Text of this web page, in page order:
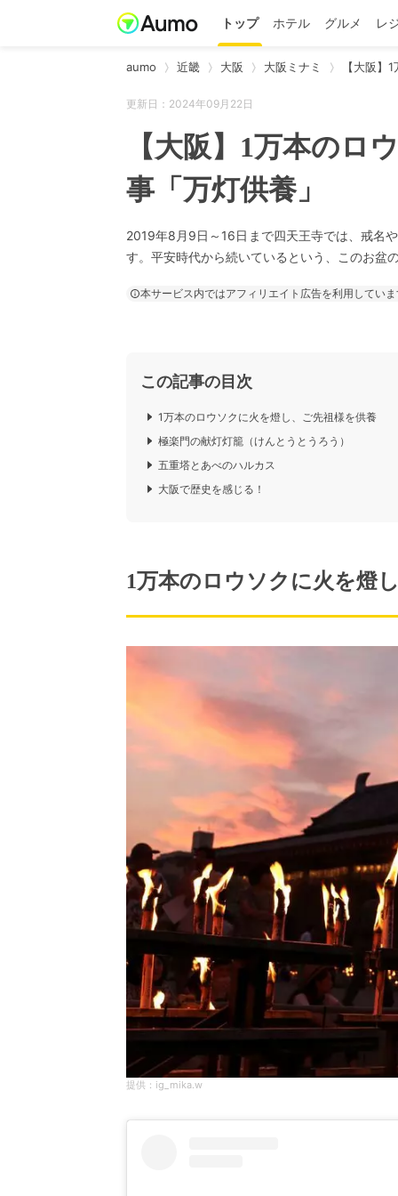
トップ ホテル グルメ レ
aumo 近畿 大阪 大阪ミナミ 【大阪】
更新日：2024年09月22日
【大阪】1万本のロ
事「万灯供養」
2019年8月9日～16日まで四天王寺では、戒名
す。平安時代から続いているという、このお盆
本サービス内ではアフィリエイト広告を利用してい
この記事の目次
1万本のロウソクに火を燈し、ご先祖様を供養
極楽門の献灯灯籠（けんとうとうろう）
五重塔とあべのハルカス
大阪で歴史を感じる！
1万本のロウソクに火を燈
ig_mika.w